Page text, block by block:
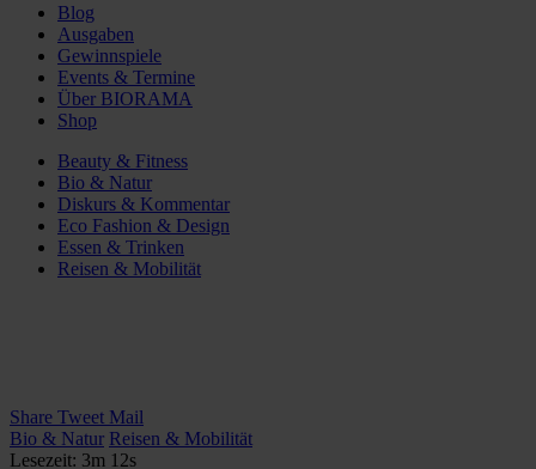
Blog
Ausgaben
Gewinnspiele
Events & Termine
Über BIORAMA
Shop
Beauty & Fitness
Bio & Natur
Diskurs & Kommentar
Eco Fashion & Design
Essen & Trinken
Reisen & Mobilität
Share Tweet Mail
Bio & Natur Reisen & Mobilität
Lesezeit: 3m 12s